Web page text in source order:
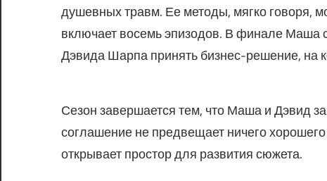
душевных травм. Ее методы, мягко говоря,
включает восемь эпизодов. В финале Маша
Дэвида Шарпа принять бизнес-решение, на
Сезон завершается тем, что Маша и Дэвид
соглашение не предвещает ничего
открывает простор для развития сюжета.